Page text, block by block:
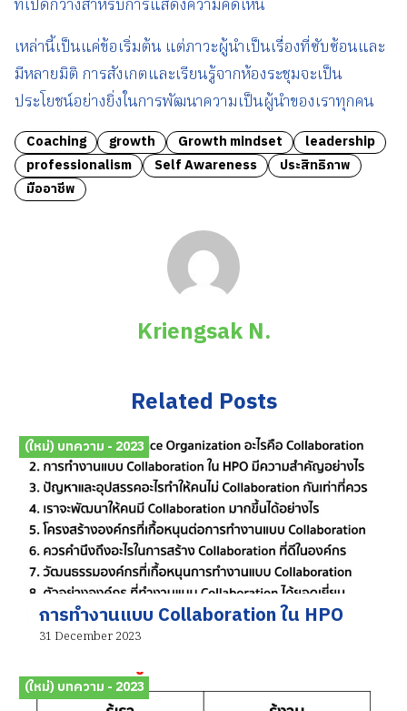
ที่เปิดกว้างสำหรับการแสดงความคิดเห็น
เหล่านี้เป็นแค่ข้อเริ่มต้น แต่ภาวะผู้นำเป็นเรื่องที่ซับซ้อนและ
มีหลายมิติ การสังเกตและเรียนรู้จากห้องระชุมจะเป็น
ประโยชน์อย่างยิ่งในการพัฒนาความเป็นผู้นำของเราทุกคน
Coaching growth Growth mindset
leadership
professionalism
Self Awareness
ประสิทธิภาพ
มืออาชีพ
Kriengsak N.
Related Posts
(ใหม่) บทความ - 2023
การทำงานแบบ Collaboration ใน HPO
31 December 2023
(ใหม่) บทความ - 2023